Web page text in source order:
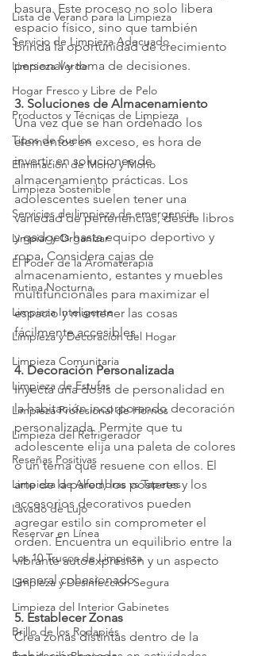
Lista de Verano para la Limpieza
Servicio de Limpieza Adecuado
Limpieza Verde
Hogar Fresco y Libre de Pelo
Productos y Técnicas de Limpieza
Tipos de Suelos
Eliminación de Moho y Moho
Limpieza Sostenible
Servicios de limpieza de emergencia
Limpiar y Organizar
El Poder de la Aromaterapia
Rutina Nocturna
Limpieza Inteligente
Limpieza y Decoración del Hogar
Limpieza Comunitaria
Limpieza de Estufas
Limpieza Profesional de Hornos
Limpieza del Refrigerador
Reseñas Positivas
Limpieza de Alfombras vs Tapetes
Lavado de Lujo
Reservar en Línea
Los 10 Trucos de Limpieza
Limpieza y Desinfección Segura
Limpieza del Interior Gabinetes
Brillo de los Rodapiés
basura. Este proceso no solo libera
espacio físico, sino que también
brinda la oportunidad de crecimiento
personal y toma de decisiones.
3. Soluciones de Almacenamiento
Una vez que se han ordenado los
elementos en exceso, es hora de
invertir en soluciones de
almacenamiento prácticas. Los
adolescentes suelen tener una
variedad de pertenencias, desde libros
y gadgets hasta equipo deportivo y
ropa. Considera cajas de
almacenamiento, estantes y muebles
multifuncionales para maximizar el
espacio y mantener las cosas
fácilmente accesibles.
4. Decoración Personalizada
Inyecta una dosis de personalidad en
la habitación incorporando decoración
personalizada. Permite que tu
adolescente elija una paleta de colores
o un tema que resuene con ellos. El
arte de la pared, los pósteres y los
accesorios decorativos pueden
agregar estilo sin comprometer el
orden. Encuentra un equilibrio entre la
vibrante autoexpresión y un aspecto
general cohesionado.
5. Establecer Zonas
Crea zonas distintas dentro de la